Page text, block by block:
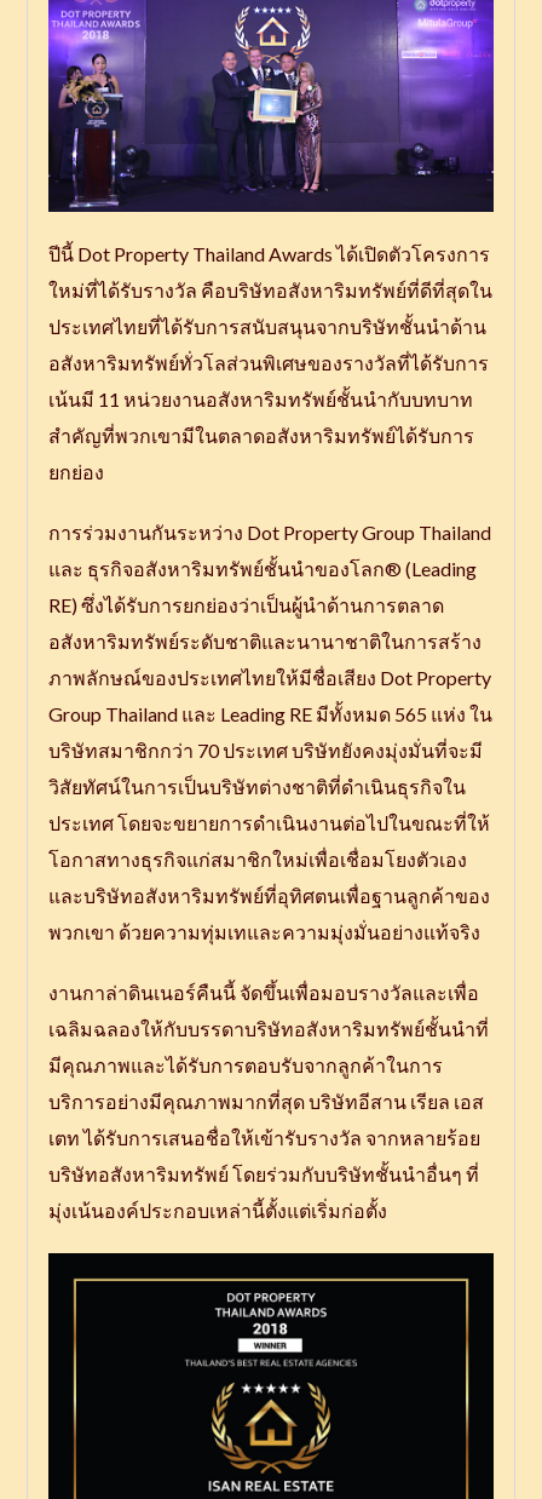
ปีนี้ Dot Property Thailand Awards ได้เปิดตัวโครงการ
ใหม่ที่ได้รับรางวัล คือบริษัทอสังหาริมทรัพย์ที่ดีที่สุดใน
ประเทศไทยที่ได้รับการสนับสนุนจากบริษัทชั้นนำด้าน
อสังหาริมทรัพย์ทั่วโลส่วนพิเศษของรางวัลที่ได้รับการ
เน้นมี 11 หน่วยงานอสังหาริมทรัพย์ชั้นนำกับบทบาท
สำคัญที่พวกเขามีในตลาดอสังหาริมทรัพย์ได้รับการ
ยกย่อง
การร่วมงานกันระหว่าง Dot Property Group Thailand
และ ธุรกิจอสังหาริมทรัพย์ชั้นนำของโลก® (Leading
RE) ซึ่งได้รับการยกย่องว่าเป็นผู้นำด้านการตลาด
อสังหาริมทรัพย์ระดับชาติและนานาชาติในการสร้าง
ภาพลักษณ์ของประเทศไทยให้มีชื่อเสียง Dot Property
Group Thailand และ Leading RE มีทั้งหมด 565 แห่ง ใน
บริษัทสมาชิกกว่า 70 ประเทศ บริษัทยังคงมุ่งมั่นที่จะมี
วิสัยทัศน์ในการเป็นบริษัทต่างชาติที่ดำเนินธุรกิจใน
ประเทศ โดยจะขยายการดำเนินงานต่อไปในขณะที่ให้
โอกาสทางธุรกิจแก่สมาชิกใหม่เพื่อเชื่อมโยงตัวเอง
และบริษัทอสังหาริมทรัพย์ที่อุทิศตนเพื่อฐานลูกค้าของ
พวกเขา ด้วยความทุ่มเทและความมุ่งมั่นอย่างแท้จริง
งานกาล่าดินเนอร์คืนนี้ จัดขึ้นเพื่อมอบรางวัลและเพื่อ
เฉลิมฉลองให้กับบรรดาบริษัทอสังหาริมทรัพย์ชั้นนำที่
มีคุณภาพและได้รับการตอบรับจากลูกค้าในการ
บริการอย่างมีคุณภาพมากที่สุด บริษัทอีสาน เรียล เอส
เตท ได้รับการเสนอชื่อให้เข้ารับรางวัล จากหลายร้อย
บริษัทอสังหาริมทรัพย์ โดยร่วมกับบริษัทชั้นนำอื่นๆ ที่
มุ่งเน้นองค์ประกอบเหล่านี้ตั้งแต่เริ่มก่อตั้ง